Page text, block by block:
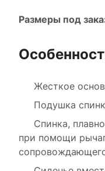
Размеры под
Жесткое
Подушка
Спинка,
при помощи